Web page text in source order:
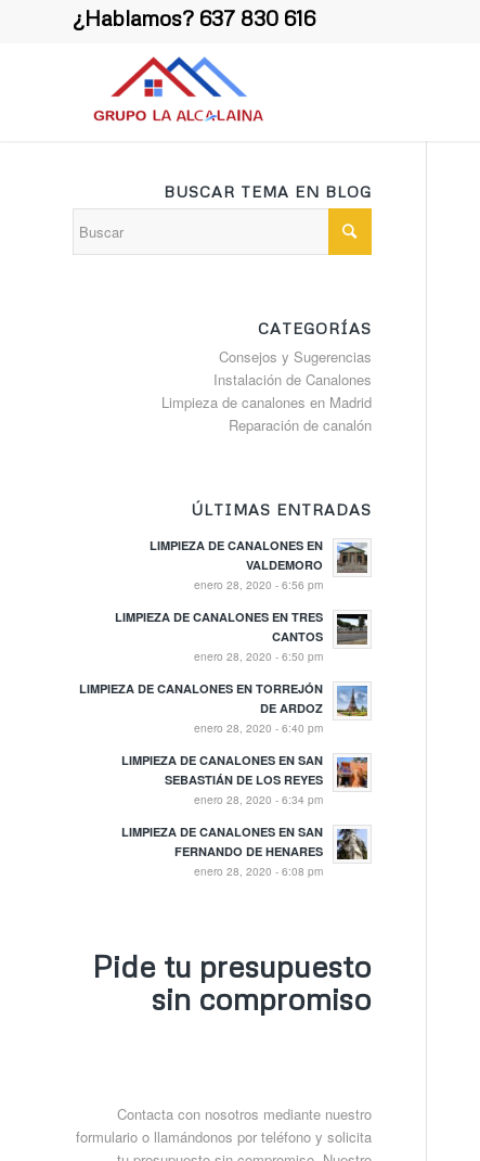
¿Hablamos? 637 830 616
BUSCAR TEMA EN BLOG
CATEGORÍAS
Consejos y Sugerencias
Instalación de Canalones
Limpieza de canalones en Madrid
Reparación de canalón
ÚLTIMAS ENTRADAS
LIMPIEZA DE CANALONES EN
VALDEMORO
enero 28, 2020 - 6:56 pm
LIMPIEZA DE CANALONES EN TRES
CANTOS
enero 28, 2020 - 6:50 pm
LIMPIEZA DE CANALONES EN TORREJÓN
DE ARDOZ
enero 28, 2020 - 6:40 pm
LIMPIEZA DE CANALONES EN SAN
SEBASTIÁN DE LOS REYES
enero 28, 2020 - 6:34 pm
LIMPIEZA DE CANALONES EN SAN
FERNANDO DE HENARES
enero 28, 2020 - 6:08 pm
Pide tu presupuesto
sin compromiso
Contacta con nosotros mediante nuestro
formulario o llamándonos por teléfono y solicita